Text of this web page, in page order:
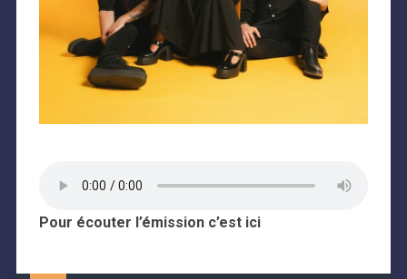
Pour écouter l’émission c’est ici